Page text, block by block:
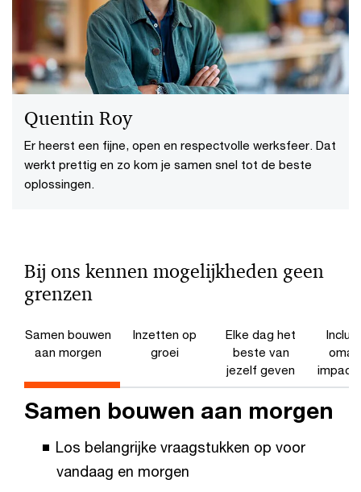
Quentin Roy
Er heerst een fijne, open en respectvolle werksfeer. Dat
werkt prettig en zo kom je samen snel tot de beste
oplossingen.
Bij ons kennen mogelijkheden geen
grenzen
Samen bouwen
aan morgen
Inzetten op
groei
Elke dag het
beste van
jezelf geven
impact
Samen bouwen aan morgen
Los belangrijke vraagstukken op voor
vandaag en morgen